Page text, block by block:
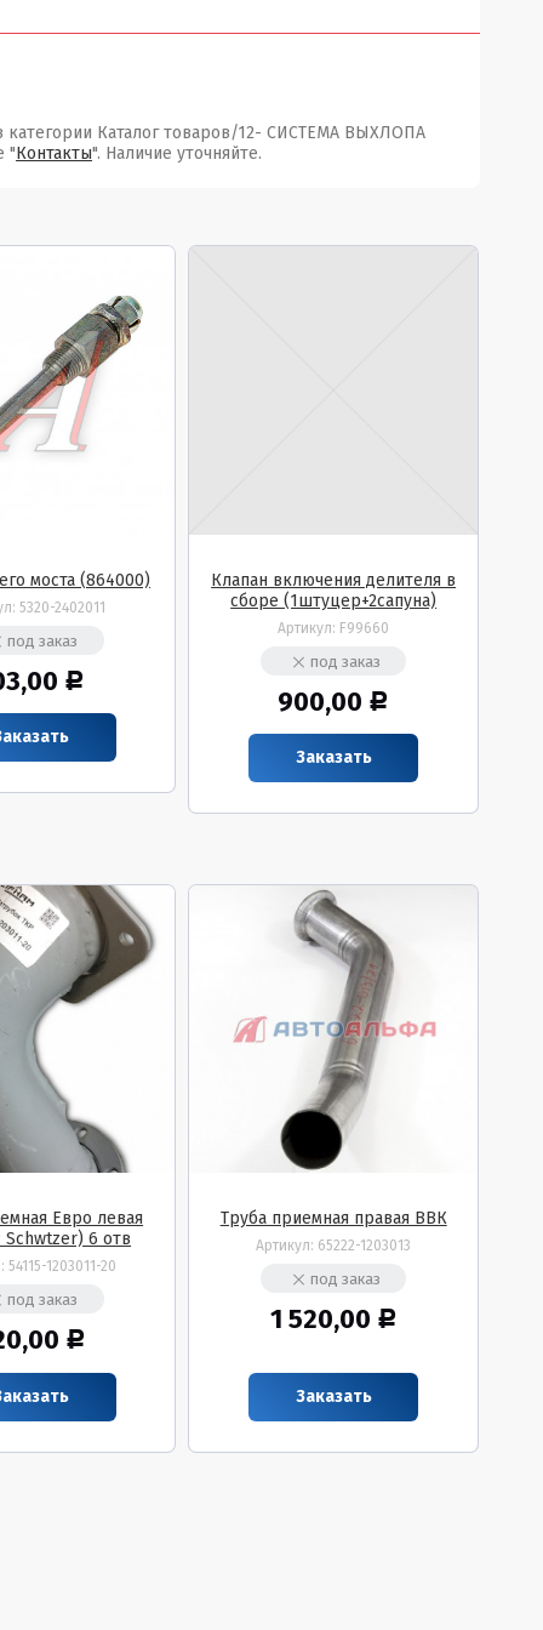
категории Каталог товаров/12- СИСТЕМА ВЫХЛОПА
"Контакты". Наличие уточняйте.
моста (864000)
5320-2402011
под заказ
Р
Клапан включения делителя в
сборе (1штуцер+2сапуна)
Артикул: F99660
под заказ
900,00 Р
Заказать
Евро левая
6 отв
54115-1203011-20
под заказ
Р
Труба приемная правая ВВК
Артикул: 65222-1203013
под заказ
1 520,00 Р
Заказать